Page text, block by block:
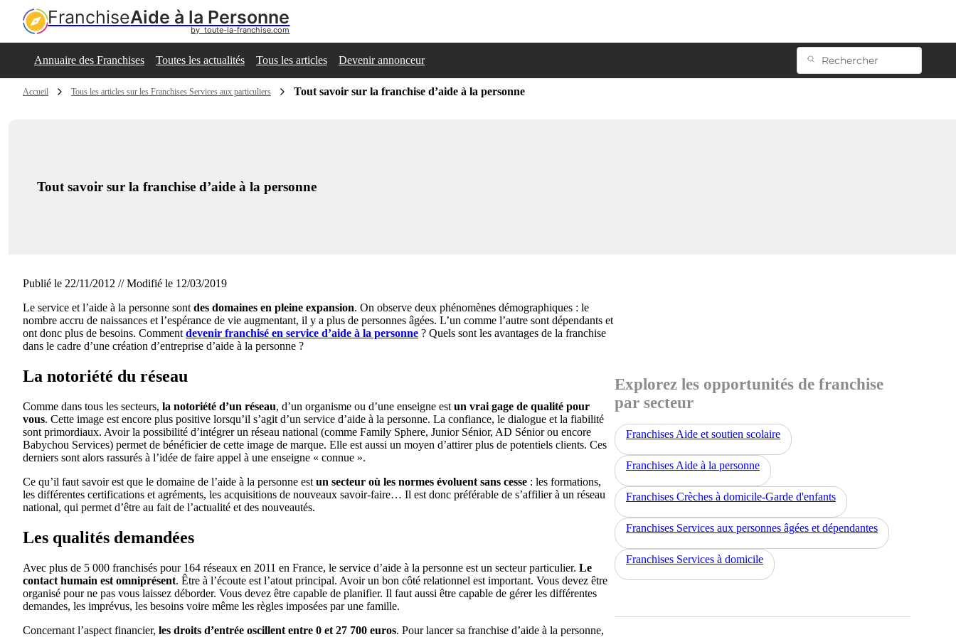
FranchiseAide à la Personne
by  toute-la-franchise.com
Annuaire des Franchises Toutes les actualités Tous les articles Devenir annonceur
Accueil Tous les articles sur les Franchises Services aux particuliers Tout savoir sur la franchise d’aide à la personne
Tout savoir sur la franchise d’aide à la personne
Publié le 22/11/2012 // Modifié le 12/03/2019
Le service et l’aide à la personne sont des domaines en pleine expansion. On observe deux phénomènes démographiques : le
nombre accru de naissances et l’espérance de vie augmentant, il y a plus de personnes âgées. L’un comme l’autre sont dépendants et
ont donc plus de besoins. Comment devenir franchisé en service d’aide à la personne ? Quels sont les avantages de la franchise
dans le cadre d’une création d’entreprise d’aide à la personne ?
La notoriété du réseau
Comme dans tous les secteurs, la notoriété d’un réseau, d’un organisme ou d’une enseigne est un vrai gage de qualité pour
vous. Cette image est encore plus positive lorsqu’il s’agit d’un service d’aide à la personne. La confiance, le dialogue et la fiabilité
sont primordiaux. Avoir la possibilité d’intégrer un réseau national (comme Family Sphere, Junior Sénior, AD Sénior ou encore
Babychou Services) permet de bénéficier de cette image de marque. Elle est aussi un moyen d’attirer plus de potentiels clients. Ces
derniers sont alors rassurés à l’idée de faire appel à une enseigne « connue ».
Ce qu’il faut savoir est que le domaine de l’aide à la personne est un secteur où les normes évoluent sans cesse : les formations,
les différentes certifications et agréments, les acquisitions de nouveaux savoir-faire… Il est donc préférable de s’affilier à un réseau
national, qui permet d’être au fait de l’actualité et des nouveautés.
Les qualités demandées
Avec plus de 5 000 franchisés pour 164 réseaux en 2011 en France, le service d’aide à la personne est un secteur particulier. Le
contact humain est omniprésent. Être à l’écoute est l’atout principal. Avoir un bon côté relationnel est important. Vous devez être
organisé pour ne pas vous laissez déborder. Vous devez être capable de planifier. Il faut aussi être capable de gérer les différentes
demandes, les imprévus, les besoins voire même les règles imposées par une famille.
Concernant l’aspect financier, les droits d’entrée oscillent entre 0 et 27 700 euros. Pour lancer sa franchise d’aide à la personne,
Explorez les opportunités de franchise
par secteur
Franchises Aide et soutien scolaire
Franchises Aide à la personne
Franchises Crèches à domicile-Garde d'enfants
Franchises Services aux personnes âgées et dépendantes
Franchises Services à domicile